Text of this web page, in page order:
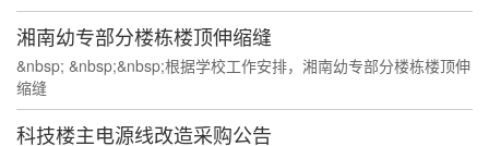
湘南幼专部分楼栋楼顶伸缩缝
&nbsp; &nbsp;&nbsp;根据学校工作安排，湘南幼专部分楼栋楼顶伸
缩缝
科技楼主电源线改造采购公告